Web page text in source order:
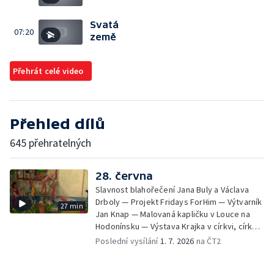
07:20
Svatá
země
Přehrát celé video
Přehled dílů
645 přehratelných
27 min
28. června
Slavnost blahořečení Jana Buly a Václava
Drboly — Projekt Fridays ForHim — Výtvarník
Jan Knap — Malovaná kapličku v Louce na
Hodonínsku — Výstava Krajka v církvi, církev
v krajce, krajka v liturgickém umění —
Poslední vysílání 1. 7. 2026 na ČT2